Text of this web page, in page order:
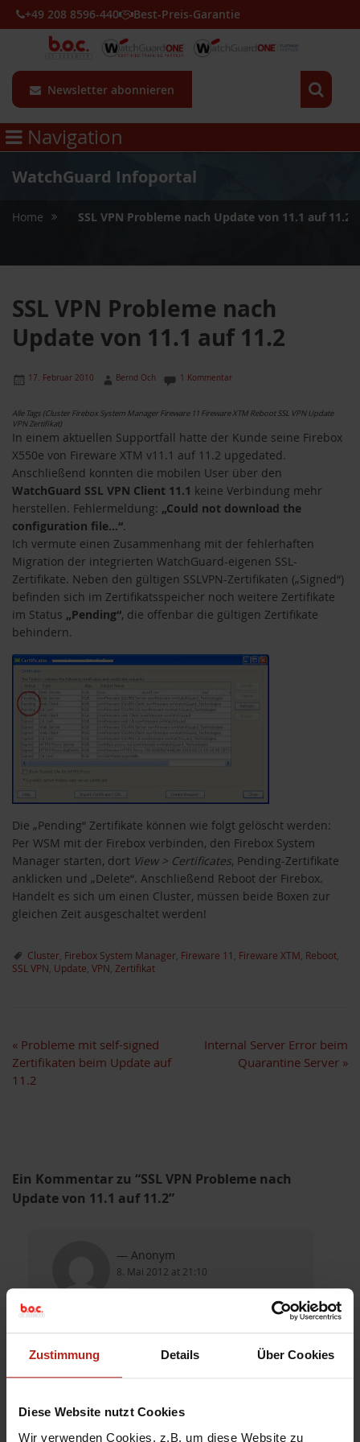
Zustimmung Details Über Cookies
Diese Website nutzt Cookies
Wir verwenden Cookies, z.B. um diese Website zu
Newsletter abonnieren
+49 208 8596-440 Best-Preis-Garantie
Navigation
WatchGuard Infoportal
Home SSL VPN Probleme nach Update von 11.1 auf 11.2
SSL VPN Probleme nach
Update von 11.1 auf 11.2
17. Februar 2010 Bernd Och 1 Kommentar
Alle Tags (Cluster Firebox System Manager Fireware 11 Fireware XTM Reboot SSL VPN Update
VPN Zertifikat)
In einem aktuellen Supportfall hatte der Kunde seine Firebox
X550e von Fireware XTM v11.1 auf 11.2 upgedated.
Anschließend konnten die mobilen User über den
WatchGuard SSL VPN Client 11.1 keine Verbindung mehr
herstellen. Fehlermeldung: „Could not download the
configuration file…“.
Ich vermute einen Zusammenhang mit der fehlerhaften
Migration der integrierten WatchGuard-eigenen SSL-
Zertifikate. Neben den gültigen SSLVPN-Zertifikaten („Signed“)
befinden sich im Zertifikatsspeicher noch weitere Zertifikate
im Status „Pending“, die offenbar die gültigen Zertifikate
behindern.
Die „Pending“ Zertifikate können wie folgt gelöscht werden:
Per WSM mit der Firebox verbinden, den Firebox System
Manager starten, dort View > Certificates, Pending-Zertifikate
anklicken und „Delete“. Anschließend Reboot der Firebox.
Handelt es sich um einen Cluster, müssen beide Boxen zur
gleichen Zeit ausgeschaltet werden!
Cluster Firebox System Manager Fireware 11 Fireware XTM Reboot
SSL VPN Update VPN Zertifikat
« Probleme mit self-signed
Zertifikaten beim Update auf
11.2
Internal Server Error beim
Quarantine Server »
Ein Kommentar zu “SSL VPN Probleme nach
Update von 11.1 auf 11.2”
Anonym
8. Mai 2012 at 21:10
finde deine seite immer sehr nützlich, wie
auch in diesem fall,,,
wolfgang
Antworten »